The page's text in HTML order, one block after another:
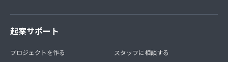
起案サポート
プロジェクトを作る
スタッフに相談する